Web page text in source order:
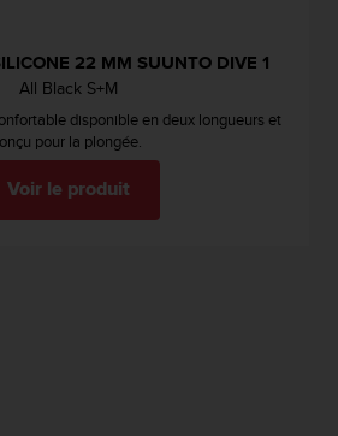
22 MM SUUNTO DIVE 1
All Black S+M
disponible en deux longueurs et
pour la plongée.
Voir le produit